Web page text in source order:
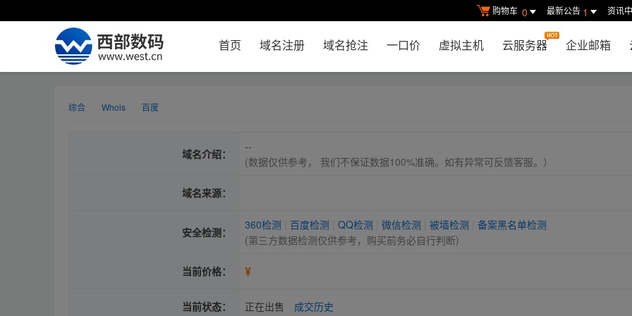
购物车 0 最新公告 1 资讯
首页 域名注册 域名抢注 一口价 虚拟主机 云服务器 企业邮箱
综合 Whois 百度
域名介绍：
--
(数据仅供参考， 我们不保证数据100%准确。如有异常可反馈客服。）
域名来源：
安全检测：
360检测 百度检测 QQ检测 微信检测 被墙检测
备案黑名单检测
(第三方数据检测仅供参考，购买前务必自行判断)
当前价格： ¥
当前状态： 正在出售 成交历史